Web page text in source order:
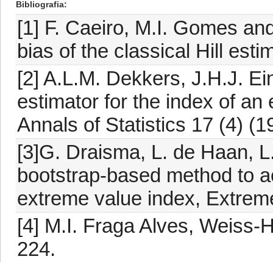
Bibliografia
[1] F. Caeiro, M.I. Gomes
bias of the classical Hill
[2] A.L.M. Dekkers, J.H.J.
estimator for the index of an
Annals of Statistics 17 (4)
[3]G. Draisma, L. de Haan,
bootstrap-based method to
extreme value index,
[4] M.I. Fraga Alves, Weiss-
224.